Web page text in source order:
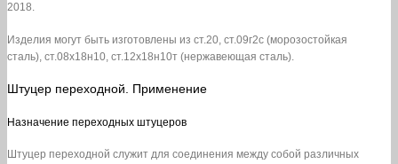
2018.
Изделия могут быть изготовлены из ст.20, ст.09г2с (морозостойкая
сталь), ст.08х18н10, ст.12х18н10т (нержавеющая сталь).
Штуцер переходной. Применение
Назначение переходных штуцеров
Штуцер переходной служит для соединения между собой различных